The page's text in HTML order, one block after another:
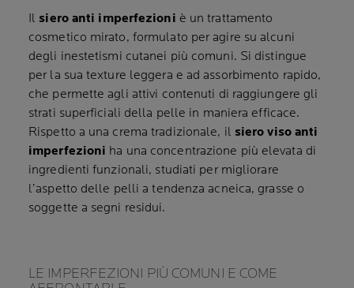
Il siero anti imperfezioni è un trattamento
cosmetico mirato, formulato per agire su alcuni
degli inestetismi cutanei più comuni. Si distingue
per la sua texture leggera e ad assorbimento rapido,
che permette agli attivi contenuti di raggiungere gli
strati superficiali della pelle in maniera efficace.
Rispetto a una crema tradizionale, il siero viso anti
imperfezioni ha una concentrazione più elevata di
ingredienti funzionali, studiati per migliorare
l’aspetto delle pelli a tendenza acneica, grasse o
soggette a segni residui.
LE IMPERFEZIONI PIÙ COMUNI E COME